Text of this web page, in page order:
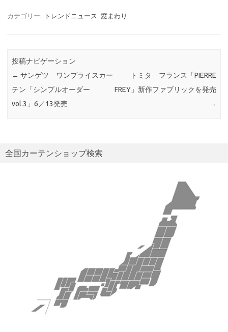
カテゴリー: トレンドニュース 窓まわり
投稿ナビゲーション
← サンゲツ ワンプライスカー
テン「シンプルオーダー
vol.3」6／13発売
トミタ フランス「PIERRE
FREY」新作ファブリックを発売
→
全国カーテンショップ検索